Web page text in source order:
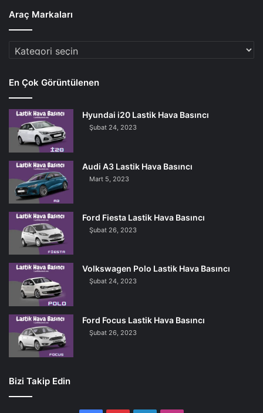
Araç Markaları
Araç
En Çok Görüntülenen
Hyundai i20 Lastik Hava Basıncı
Şubat 24, 2023
Audi A3 Lastik Hava Basıncı
Mart 5, 2023
Ford Fiesta Lastik Hava Basıncı
Şubat 26, 2023
Volkswagen Polo Lastik Hava Basıncı
Şubat 24, 2023
Ford Focus Lastik Hava Basıncı
Şubat 26, 2023
Bizi Takip Edin